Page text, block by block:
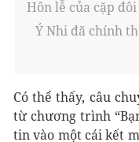
Hôn lễ của cặp
Ý Nhi đã chính
Có thể thấy, câu
từ chương trình
tin vào một cái kết